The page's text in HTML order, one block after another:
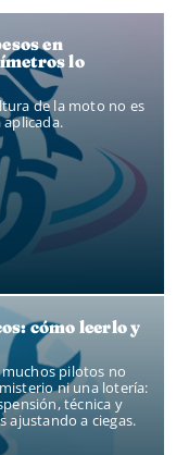
en
lo
de la moto no es
aplicada.
cómo leerlo y
pilotos no
ni una lotería:
técnica y
ajustando a ciegas.